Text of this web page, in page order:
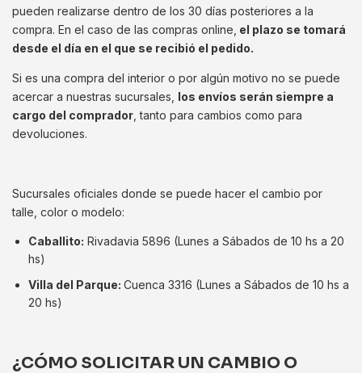
pueden realizarse dentro de los 30 días posteriores a la
compra. En el caso de las compras online, el plazo se tomará
desde el día en el que se recibió el pedido.
Si es una compra del interior o por algún motivo no se puede
acercar a nuestras sucursales, los envíos serán siempre a
cargo del comprador , tanto para cambios como para
devoluciones.
Sucursales oficiales donde se puede hacer el cambio por
talle, color o modelo:
Caballito: Rivadavia 5896 (Lunes a Sábados de 10 hs a 20
hs)
Villa del Parque: Cuenca 3316 (Lunes a Sábados de 10 hs a
20 hs)
¿CÓMO SOLICITAR UN CAMBIO O